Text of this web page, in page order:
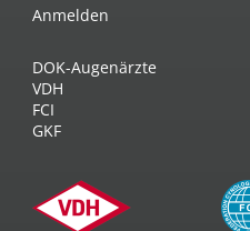
Anmelden
DOK-Augenärzte
VDH
FCI
GKF